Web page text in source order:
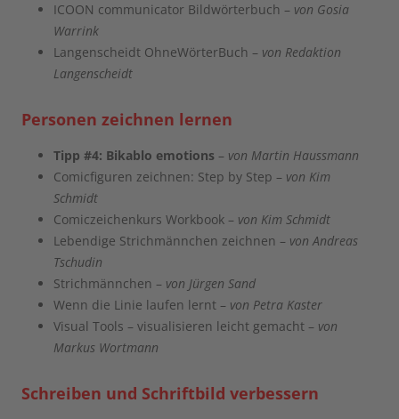
ICOON communicator Bildwörterbuch – von Gosia
Warrink
Langenscheidt OhneWörterBuch – von Redaktion
Langenscheidt
Personen zeichnen lernen
Tipp #4: Bikablo emotions – von Martin Haussmann
Comicfiguren zeichnen: Step by Step – von Kim
Schmidt
Comiczeichenkurs Workbook – von Kim Schmidt
Lebendige Strichmännchen zeichnen – von Andreas
Tschudin
Strichmännchen – von Jürgen Sand
Wenn die Linie laufen lernt – von Petra Kaster
Visual Tools – visualisieren leicht gemacht – von
Markus Wortmann
Schreiben und Schriftbild verbessern